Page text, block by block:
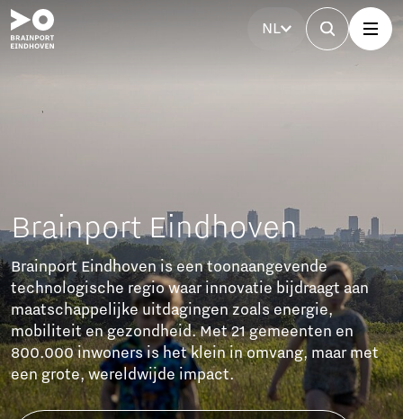
NL
Brainport Partnerfonds
Het Brainport Partnerfonds versterkt de regio met
investeringen van bedrijven. Samen werken ze aan
bereikbaarheid, betaalbare woningen, technisch
talent, een sterke arbeidsmarkt en sociale cohesie.
Dit zorgt voor duurzame groei en een goede balans
tussen welvaart en welzijn.